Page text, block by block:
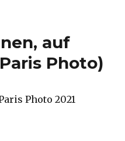
auf
Photo)
Photo 2021